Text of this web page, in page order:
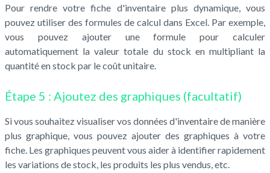
Pour rendre votre fiche d'inventaire plus dynamique, vous
pouvez utiliser des formules de calcul dans Excel. Par exemple,
vous pouvez ajouter une formule pour calculer
automatiquement la valeur totale du stock en multipliant la
quantité en stock par le coût unitaire.
Étape 5 : Ajoutez des graphiques (facultatif)
Si vous souhaitez visualiser vos données d'inventaire de manière
plus graphique, vous pouvez ajouter des graphiques à votre
fiche. Les graphiques peuvent vous aider à identifier rapidement
les variations de stock, les produits les plus vendus, etc.